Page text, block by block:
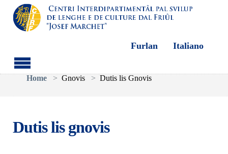
Aller au contenu principal
Furlan Italiano
Vous êtes ici:
Home
Gnovis Dutis lis Gnovis
Dutis lis gnovis